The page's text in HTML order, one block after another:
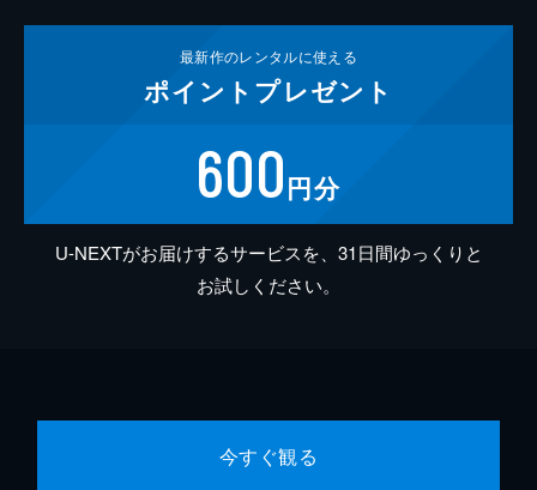
最新作のレンタルに使える
ポイント プレゼント
600円分
U-NEXTがお届けするサービスを、31日間ゆっくりと
お試しください。
今すぐ観る